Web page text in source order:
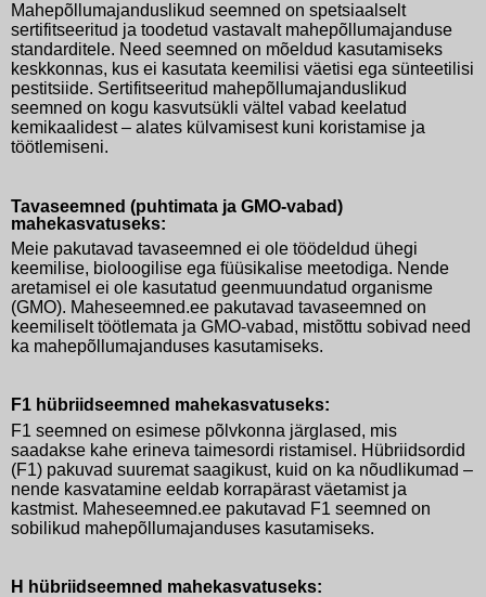
Mahepõllumajanduslikud seemned on spetsiaalselt
sertifitseeritud ja toodetud vastavalt mahepõllumajanduse
standarditele. Need seemned on mõeldud kasutamiseks
keskkonnas, kus ei kasutata keemilisi väetisi ega sünteetilisi
pestitsiide. Sertifitseeritud mahepõllumajanduslikud
seemned on kogu kasvutsükli vältel vabad keelatud
kemikaalidest – alates külvamisest kuni koristamise ja
töötlemiseni.
Tavaseemned (puhtimata ja GMO-vabad)
mahekasvatuseks:
Meie pakutavad tavaseemned ei ole töödeldud ühegi
keemilise, bioloogilise ega füüsikalise meetodiga. Nende
aretamisel ei ole kasutatud geenmuundatud organisme
(GMO). Maheseemned.ee pakutavad tavaseemned on
keemiliselt töötlemata ja GMO-vabad, mistõttu sobivad need
ka mahepõllumajanduses kasutamiseks.
F1 hübriidseemned mahekasvatuseks:
F1 seemned on esimese põlvkonna järglased, mis
saadakse kahe erineva taimesordi ristamisel. Hübriidsordid
(F1) pakuvad suuremat saagikust, kuid on ka nõudlikumad –
nende kasvatamine eeldab korrapärast väetamist ja
kastmist. Maheseemned.ee pakutavad F1 seemned on
sobilikud mahepõllumajanduses kasutamiseks.
H hübriidseemned mahekasvatuseks: